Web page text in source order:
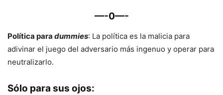
—-0—-
Política para dummies: La política es la malicia para
adivinar el juego del adversario más ingenuo y operar para
neutralizarlo.
Sólo para sus ojos: